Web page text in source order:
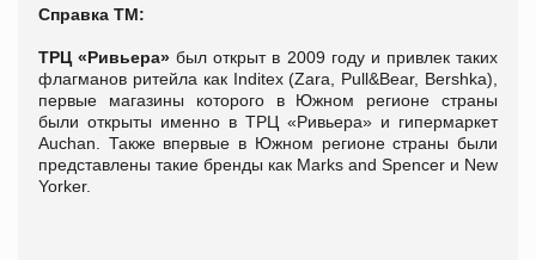
Справка ТМ:
ТРЦ «Ривьера» был открыт в 2009 году и привлек таких
флагманов ритейла как Inditex (Zara, Pull&Bear, Bershka),
первые магазины которого в Южном регионе страны
были открыты именно в ТРЦ «Ривьера» и гипермаркет
Auchan. Также впервые в Южном регионе страны были
представлены такие бренды как Marks and Spencer и New
Yorker.